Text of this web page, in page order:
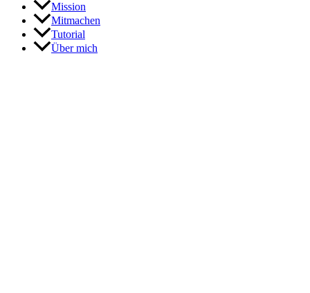
Mission
Mitmachen
Tutorial
Über mich